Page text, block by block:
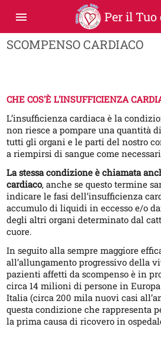
menu Per il Tuo
SCOMPENSO CARDIACO
CHE COS'È L'INSUFFICIENZA
L’insufficienza cardiaca è la
non riesce a pompare una quantità
tutti gli organi e le parti del nostro
a riempirsi di sangue come
La stessa condizione è chiamata
cardiaco, anche se questo termine
indicare le fasi dell’insufficienza
accumulo di liquidi in eccesso e/o
degli altri organi determinato dal
cuore.
In seguito alla sempre maggiore
all’allungamento progressivo della
pazienti affetti da scompenso è in
circa 14 milioni di persone in
Italia (circa 200 mila nuovi casi
questa condizione che rappresenta
la prima causa di ricovero in